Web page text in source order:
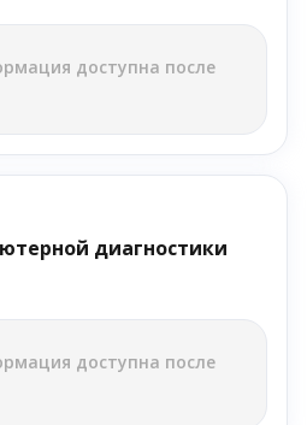
доступна после
диагностики
доступна после